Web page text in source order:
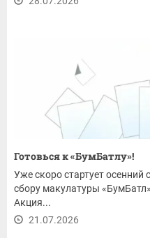
Готовься к «БумБатлу»!
Уже скоро стартует осенний
сбору макулатуры
Акция...
21.07.2026